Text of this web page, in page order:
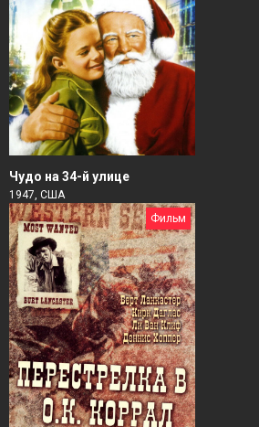
Чудо на 34-й улице
1947, США
Фильм